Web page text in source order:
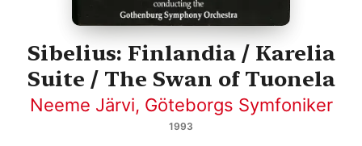
Sibelius: Finlandia / Karelia
Suite / The Swan of Tuonela
Neeme Järvi, Göteborgs Symfoniker
1993